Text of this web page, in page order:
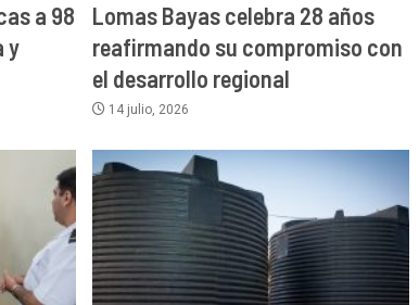
a 98
y
Lomas Bayas celebra 28 años
reafirmando su compromiso con
el desarrollo regional
14 julio, 2026